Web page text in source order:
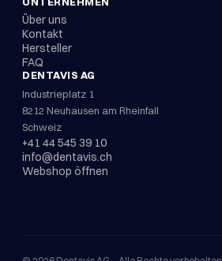
Über uns
Kontakt
Hersteller
FAQ
DENTAVIS AG
Industrieplatz 1
8212 Neuhausen am Rheinfall
Schweiz
+41 44 545 39 10
info@dentavis.ch
Webshop öffnen